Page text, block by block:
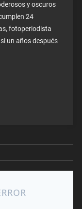
y oscuros
24
fotoperiodista
un años después